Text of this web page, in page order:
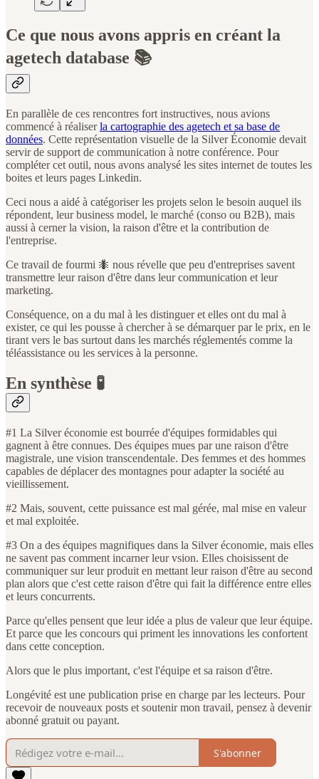
Ce que nous avons appris en créant la
agetech database 📚
En parallèle de ces rencontres fort instructives, nous avions
commencé à réaliserla cartographie des agetech et sa base de
données. Cette représentation visuelle de la Silver Économie devait
servir de support de communication à notre conférence. Pour
compléter cet outil, nous avons analysé les sites internet de toutes les
boites et leurs pages Linkedin.
Ceci nous a aidé à catégoriser les projets selon le besoin auquel ils
répondent, leur business model, le marché (conso ou B2B), mais
aussi à cerner la vision, la raison d'être et la contribution de
l'entreprise.
Ce travail de fourmi 🐜 nous révelle que peu d'entreprises savent
transmettre leur raison d'être dans leur communication et leur
marketing.
Conséquence, on a du mal à les distinguer et elles ont du mal à
exister, ce qui les pousse à chercher à se démarquer par le prix, en le
tirant vers le bas surtout dans les marchés réglementés comme la
téléassistance ou les services à la personne.
En synthèse 🧪
#1 La Silver économie est bourrée d'équipes formidables qui
gagnent à être connues. Des équipes mues par une raison d'être
magistrale, une vision transcendentale. Des femmes et des hommes
capables de déplacer des montagnes pour adapter la société au
vieillissement.
#2 Mais, souvent, cette puissance est mal gérée, mal mise en valeur
et mal exploitée.
#3 On a des équipes magnifiques dans la Silver économie, mais elles
ne savent pas comment incarner leur vsion. Elles choisissent de
communiquer sur leur produit en mettant leur raison d'être au second
plan alors que c'est cette raison d'être qui fait la différence entre elles
et leurs concurrents.
Parce qu'elles pensent que leur idée a plus de valeur que leur équipe.
Et parce que les concours qui priment les innovations les confortent
dans cette conception.
Alors que le plus important, c'est l'équipe et sa raison d'être.
Longévité est une publication prise en charge par les lecteurs. Pour
recevoir de nouveaux posts et soutenir mon travail, pensez à devenir
abonné gratuit ou payant.
S'abonner